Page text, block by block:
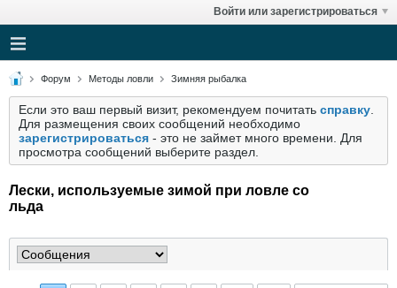
Войти или зарегистрироваться
Форум Методы ловли Зимняя рыбалка
Если это ваш первый визит, рекомендуем почитать справку
Для размещения своих сообщений необходимо
зарегистрироваться - это не займет много времени. Для
просмотра сообщений выберите раздел.
Лески, используемые зимой при ловле со
льда